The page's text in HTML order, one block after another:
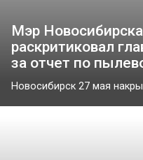
Мэр
раскритиковал
за отчет по
Новосибирск 27 мая